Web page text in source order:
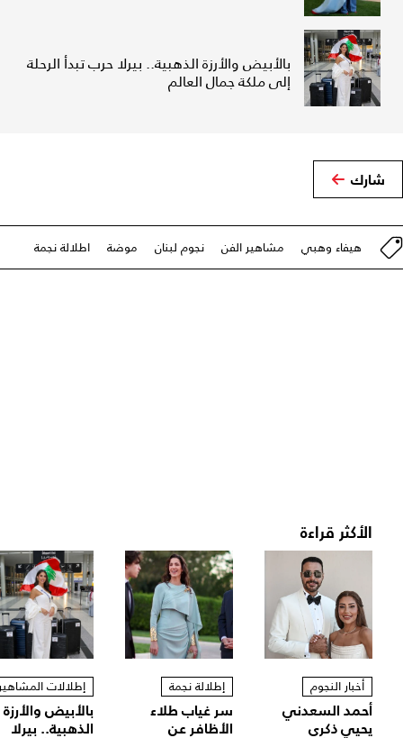
بالأبيض والأرزة الذهبية.. بيرلا حرب تبدأ الرحلة
إلى ملكة جمال العالم
شارك
هيفاء وهبي مشاهير الفن نجوم لبنان موضة اطلالة نجمة
الأكثر قراءة
أخبار النجوم
أحمد السعدني
يحيي ذكرى
إطلالة نجمة
سر غياب طلاء
الأظافر عن
إطلالات
بالأبيض والأرزة
الذهبية.. بيرلا